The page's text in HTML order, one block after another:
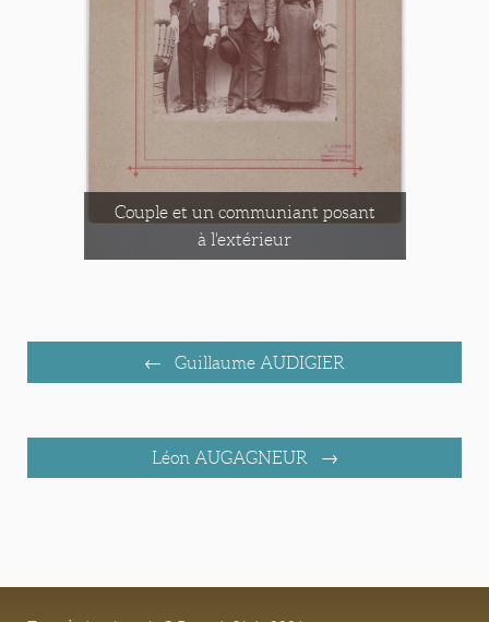
Couple et un communiant posant
à l'extérieur
Guillaume AUDIGIER
Léon AUGAGNEUR